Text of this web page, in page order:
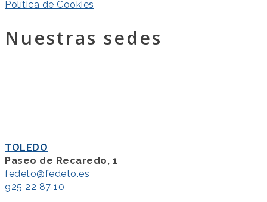
Política de Cookies
Nuestras sedes
TOLEDO
Paseo de Recaredo, 1
fedeto@fedeto.es
925 22 87 10